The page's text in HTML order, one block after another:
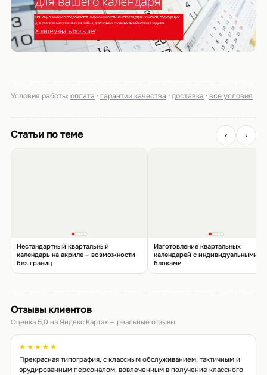
Условия работы: оплата · гарантии качества · доставка · все условия
Статьи по теме ‹ ›
Нестандартный квартальный
календарь на акриле – возможности
без границ
Изготовление квартальных
календарей с индивидуальными
блоками
Отзывы клиентов
Оценка 5,0 на Яндекс Картах — реальные отзывы
★★★★★
Прекрасная типография, с классным обслуживанием, тактичным и
эрудированным персоналом, вовлеченным в получение классного